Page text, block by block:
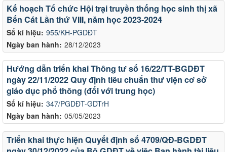
Số kí hiệu: 955/KH-PGDĐT
Ngày ban hành: 28/12/2023
Kế hoạch Tổ chức Hội trại truyền thống học sinh thị xã
Bến Cát Lần thứ VIII, năm học 2023-2024
Số kí hiệu: 347/PGDĐT-GDTrH
Ngày ban hành: 05/05/2023
Hướng dẫn triển khai Thông tư số 16/22/TT-BGDĐT
ngày 22/11/2022 Quy định tiêu chuẩn thư viện cơ sở
giáo dục phổ thông (đối với trung học)
Triển khai thực hiện Quyết định số 4709/QĐ-BGDĐT